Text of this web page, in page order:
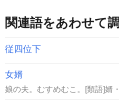
関連語をあわせて
従四位下
女婿
娘の夫。むすめむこ。[類語]婿